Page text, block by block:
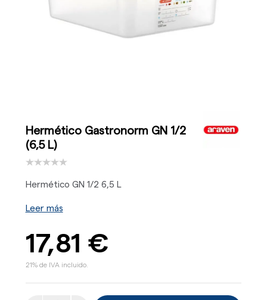
Hermético Gastronorm GN 1/2
(6,5 L)
Hermético GN 1/2 6,5 L
Leer más
17,81 €
21% de IVA incluido.